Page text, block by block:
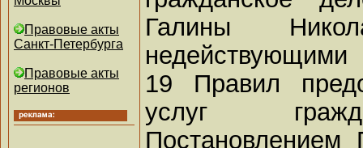
Правовые акты
Санкт-Петербурга
Правовые акты
регионов
Галины
недействующими
19 Правил
услуг
Постановлением